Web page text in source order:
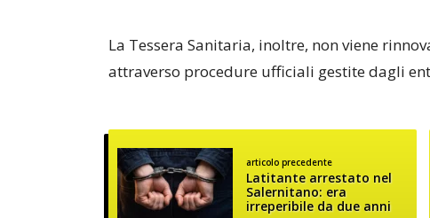
La Tessera Sanitaria, inoltre, non viene
attraverso procedure ufficiali gestite dagli
articolo precedente
Latitante arrestato nel
Salernitano: era
irreperibile da due anni